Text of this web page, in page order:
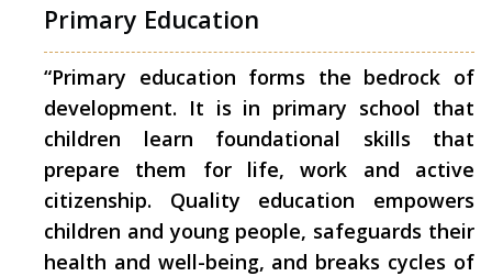
Primary Education
“Primary education forms the bedrock of
development. It is in primary school that
children learn foundational skills that
prepare them for life, work and active
citizenship. Quality education empowers
children and young people, safeguards their
health and well-being, and breaks cycles of